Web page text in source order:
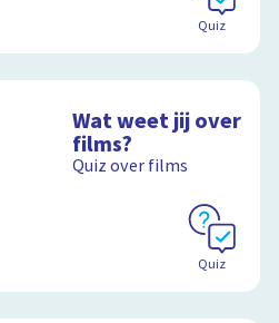
Quiz
Wat weet jij over
films?
Quiz over films
Quiz